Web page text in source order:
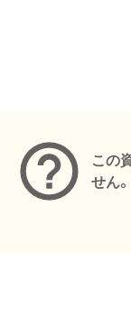
この
せん。